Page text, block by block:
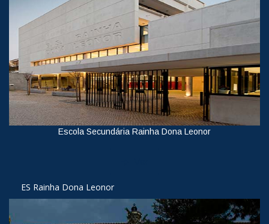
Escola Secundária Rainha Dona Leonor
ES Rainha Dona Leonor